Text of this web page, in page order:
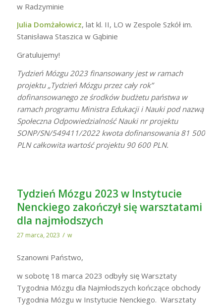
w Radzyminie
Julia Domżałowicz, lat kl. II, LO w Zespole Szkół im.
Stanisława Staszica w Gąbinie
Gratulujemy!
Tydzień Mózgu 2023 finansowany jest w ramach
projektu „Tydzień Mózgu przez cały rok”
dofinansowanego ze środków budżetu państwa w
ramach programu Ministra Edukacji i Nauki pod nazwą
Społeczna Odpowiedzialność Nauki nr projektu
SONP/SN/549411/2022 kwota dofinansowania 81 500
PLN całkowita wartość projektu 90 600 PLN.
Tydzień Mózgu 2023 w Instytucie
Nenckiego zakończył się warsztatami
dla najmłodszych
27 marca, 2023 / w
Szanowni Państwo,
w sobotę 18 marca 2023 odbyły się Warsztaty
Tygodnia Mózgu dla Najmłodszych kończące obchody
Tygodnia Mózgu w Instytucie Nenckiego. Warsztaty